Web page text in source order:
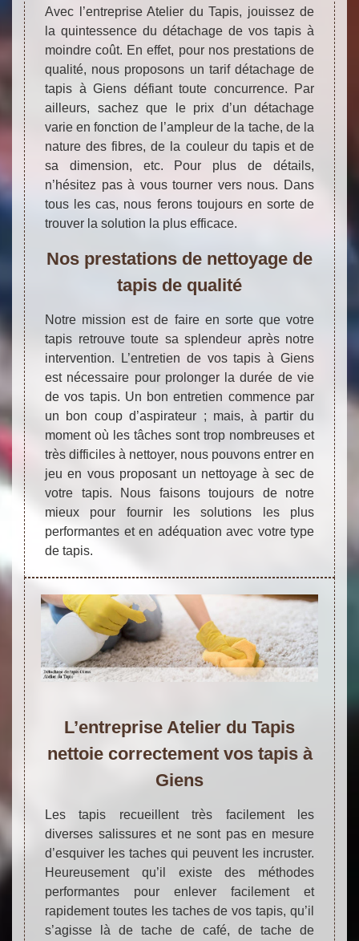
Avec l’entreprise Atelier du Tapis, jouissez de
la quintessence du détachage de vos tapis à
moindre coût. En effet, pour nos prestations de
qualité, nous proposons un tarif détachage de
tapis à Giens défiant toute concurrence. Par
ailleurs, sachez que le prix d’un détachage
varie en fonction de l’ampleur de la tache, de la
nature des fibres, de la couleur du tapis et de
sa dimension, etc. Pour plus de détails,
n’hésitez pas à vous tourner vers nous. Dans
tous les cas, nous ferons toujours en sorte de
trouver la solution la plus efficace.
Nos prestations de nettoyage de
tapis de qualité
Notre mission est de faire en sorte que votre
tapis retrouve toute sa splendeur après notre
intervention. L’entretien de vos tapis à Giens
est nécessaire pour prolonger la durée de vie
de vos tapis. Un bon entretien commence par
un bon coup d’aspirateur ; mais, à partir du
moment où les tâches sont trop nombreuses et
très difficiles à nettoyer, nous pouvons entrer en
jeu en vous proposant un nettoyage à sec de
votre tapis. Nous faisons toujours de notre
mieux pour fournir les solutions les plus
performantes et en adéquation avec votre type
de tapis.
L’entreprise Atelier du Tapis
nettoie correctement vos tapis à
Giens
Les tapis recueillent très facilement les
diverses salissures et ne sont pas en mesure
d’esquiver les taches qui peuvent les incruster.
Heureusement qu’il existe des méthodes
performantes pour enlever facilement et
rapidement toutes les taches de vos tapis, qu’il
s’agisse là de tache de café, de tache de